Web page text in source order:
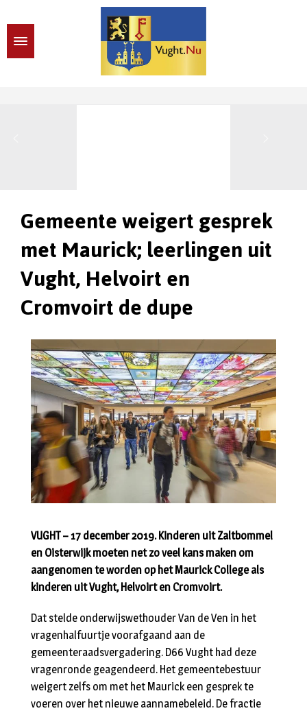
Gemeente weigert gesprek
met Maurick; leerlingen uit
Vught, Helvoirt en
Cromvoirt de dupe
VUGHT – 17 december 2019. Kinderen uit Zaltbommel
en Oisterwijk moeten net zo veel kans maken om
aangenomen te worden op het Maurick College als
kinderen uit Vught, Helvoirt en Cromvoirt.
Dat stelde onderwijswethouder Van de Ven in het
vragenhalfuurtje voorafgaand aan de
gemeenteraadsvergadering. D66 Vught had deze
vragenronde geagendeerd. Het gemeentebestuur
weigert zelfs om met het Maurick een gesprek te
voeren over het nieuwe aannamebeleid. De fractie